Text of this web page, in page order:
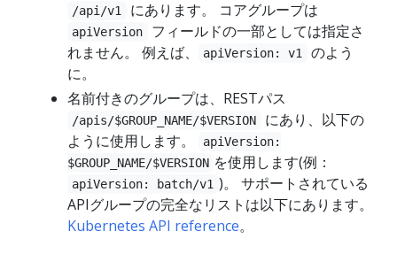
/api/v1 にあります。 コアグループは
apiVersion
フィールドの一部としては指定さ
れません。 例えば、
apiVersion: v1
のよう
に。
名前付きのグループは、RESTパス
/apis/$GROUP_NAME/$VERSION
にあり、以下の
ように使用します。
apiVersion:
$GROUP_NAME/$VERSION を使用します(例：
apiVersion: batch/v1 )。 サポートされている
APIグループの完全なリストは以下にあります。
Kubernetes API reference。